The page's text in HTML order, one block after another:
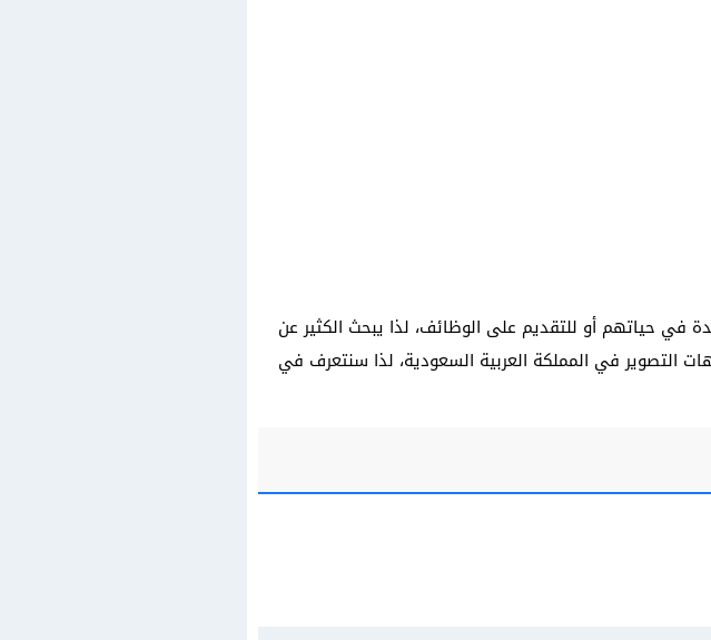
في حياتهم أو للتقديم على الوظائف، لذا يبحث الكثير عن
التصوير في المملكة العربية السعودية، لذا سنتعرف في